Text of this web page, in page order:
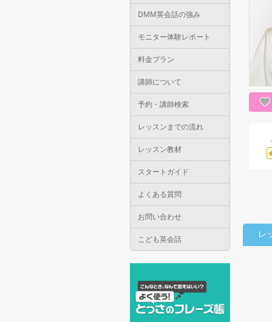
DMM英会話の強み
モニター体験レポート
料金プラン
講師について
予約・講師検索
レッスンまでの流れ
レッスン教材
スタートガイド
よくある質問
お問い合わせ
こども英会話 レ